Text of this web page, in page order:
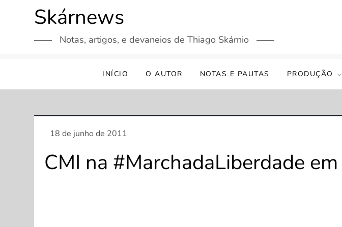
Skárnews
Notas, artigos, e devaneios de Thiago Skárnio
INÍCIO O AUTOR NOTAS E PAUTAS PRODUÇÃO
CMI na #MarchadaLiberdade